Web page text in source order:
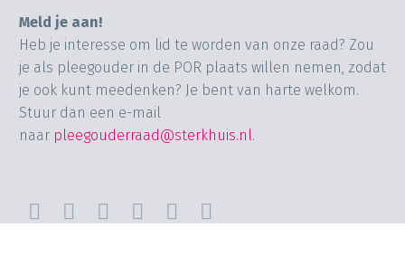
Meld je aan!
Heb je interesse om lid te worden van onze raad? Zou
je als pleegouder in de POR plaats willen nemen, zodat
je ook kunt meedenken? Je bent van harte welkom.
Stuur dan een e-mail
naar pleegouderraad@sterkhuis.nl.